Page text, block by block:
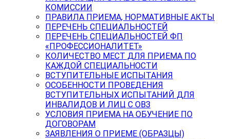
КОМИССИИ
ПРАВИЛА ПРИЕМА, НОРМАТИВНЫЕ АКТЫ
ПЕРЕЧЕНЬ СПЕЦИАЛЬНОСТЕЙ
ПЕРЕЧЕНЬ СПЕЦИАЛЬНОСТЕЙ ФП
«ПРОФЕССИОНАЛИТЕТ»
КОЛИЧЕСТВО МЕСТ ДЛЯ ПРИЕМА ПО
КАЖДОЙ СПЕЦИАЛЬНОСТИ
ВСТУПИТЕЛЬНЫЕ ИСПЫТАНИЯ
ОСОБЕННОСТИ ПРОВЕДЕНИЯ
ВСТУПИТЕЛЬНЫХ ИСПЫТАНИЙ ДЛЯ
ИНВАЛИДОВ И ЛИЦ С ОВЗ
УСЛОВИЯ ПРИЕМА НА ОБУЧЕНИЕ ПО
ДОГОВОРАМ
ЗАЯВЛЕНИЯ О ПРИЕМЕ (ОБРАЗЦЫ)